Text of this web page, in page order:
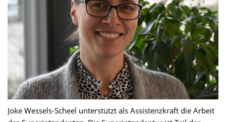
Joke Wessels-Scheel unterstützt als Assistenzkraft die Arbeit